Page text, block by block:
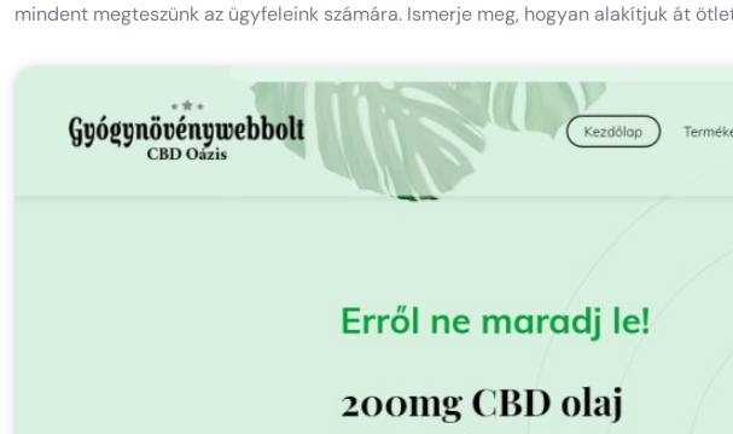
mindent megteszünk az ügyfeleink számára. Ismerje meg, hogyan alakítjuk át